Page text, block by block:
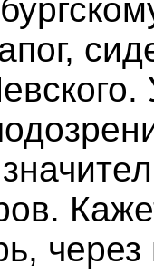
через